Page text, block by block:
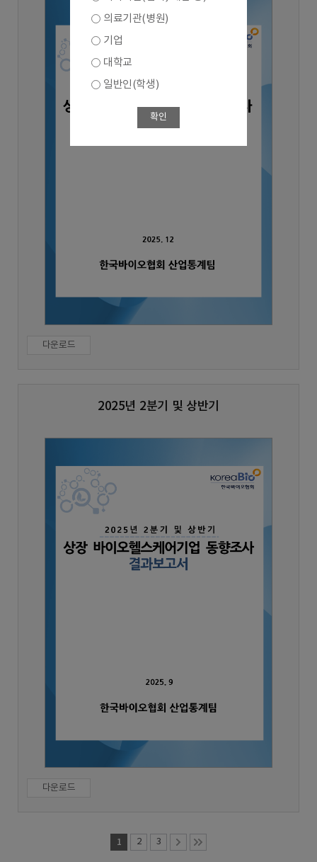
다운로드
2025년 2분기 및 상반기
다운로드
1 2 3
의료기관(병원)
기업
대학교
일반인(학생)
확인